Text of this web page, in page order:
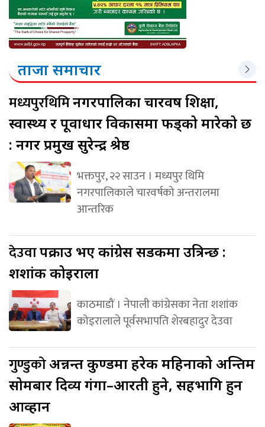
ताजा समाचार
मध्यपुरथिमिनगरपालिका चारवर्ष शिक्षा,
स्वास्थ्य र पूर्वाधार विकासमा फड्को मारेको छ
: नगर प्रमुख सुरेन्द्र श्रेष्ठ
भक्तपुर, २२ साउन । मध्यपुर थिमि
नगरपालिकाले चारवर्षको अन्तरालमा
आन्तरिक
देउवापक्राउ भए कांग्रेस सडकमा उत्रिन्छ :
शशांक कोइराला
काठमाडौं । नेपाली कांग्रेसका नेता शशांक
कोइरालाले पूर्वसभापति शेरबहादुर देउवा
गुण्डुकोअन्नन्त कुण्डमा हरेक महिनाको अन्तिम
सोमबार दिव्य गंगा–आरती हुने, सहभागि हुन
आव्हान